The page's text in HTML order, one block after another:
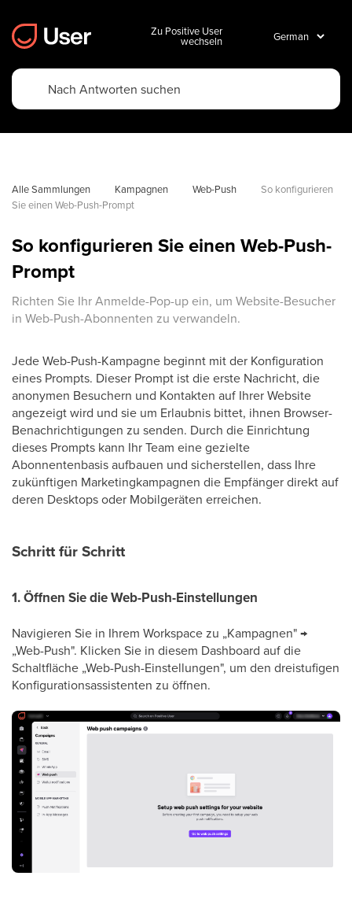
Zu Positive User
wechseln
Alle Sammlungen Kampagnen Web-Push
So konfigurieren
Sie einen Web-Push-Prompt
So konfigurieren Sie einen Web-Push-
Prompt
Richten Sie Ihr Anmelde-Pop-up ein, um Website-Besucher
in Web-Push-Abonnenten zu verwandeln.
Jede Web-Push-Kampagne beginnt mit der Konfiguration
eines Prompts. Dieser Prompt ist die erste Nachricht, die
anonymen Besuchern und Kontakten auf Ihrer Website
angezeigt wird und sie um Erlaubnis bittet, ihnen Browser-
Benachrichtigungen zu senden. Durch die Einrichtung
dieses Prompts kann Ihr Team eine gezielte
Abonnentenbasis aufbauen und sicherstellen, dass Ihre
zukünftigen Marketingkampagnen die Empfänger direkt auf
deren Desktops oder Mobilgeräten erreichen.
Schritt für Schritt
1. Öffnen Sie die Web-Push-Einstellungen
Navigieren Sie in Ihrem Workspace zu „Kampagnen" →
„Web-Push". Klicken Sie in diesem Dashboard auf die
Schaltfläche „Web-Push-Einstellungen", um den dreistufigen
Konfigurationsassistenten zu öffnen.